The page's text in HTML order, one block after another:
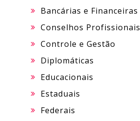
Bancárias e Financeiras
Conselhos Profissionais
Controle e Gestão
Diplomáticas
Educacionais
Estaduais
Federais